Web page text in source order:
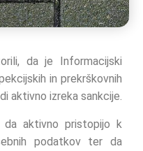
da je Informacijski
in prekrškovnih
aktivno izreka sankcije.
da aktivno pristopijo k
podatkov ter da